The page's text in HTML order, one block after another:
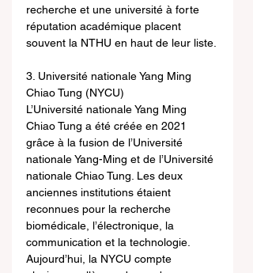
recherche et une université à forte
réputation académique placent
souvent la NTHU en haut de leur liste.
3. Université nationale Yang Ming
Chiao Tung (NYCU)
L’Université nationale Yang Ming
Chiao Tung a été créée en 2021
grâce à la fusion de l’Université
nationale Yang-Ming et de l’Université
nationale Chiao Tung. Les deux
anciennes institutions étaient
reconnues pour la recherche
biomédicale, l’électronique, la
communication et la technologie.
Aujourd’hui, la NYCU compte